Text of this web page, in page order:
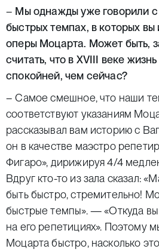
– Мы однажды уже говорили с
быстрых темпах, в которых вы
оперы Моцарта. Может быть,
считать, что в XVIII веке
спокойней, чем сейчас?
– Самое смешное, что наши
соответствуют указаниям
рассказывал вам историю с
он в качестве маэстро
Фигаро», дирижируя 4/4
Вдруг кто-то из зала сказал:
быть быстро, стремительно!
быстрые темпы». — «Откуда
на его репетициях». Поэтому
Моцарта быстро, насколько